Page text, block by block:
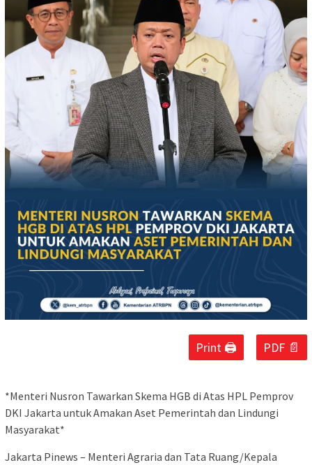
Print 🖨 PDF 📄
*Menteri Nusron Tawarkan Skema HGB di Atas HPL Pemprov
DKI Jakarta untuk Amakan Aset Pemerintah dan Lindungi
Masyarakat*
Jakarta Pinews – Menteri Agraria dan Tata Ruang/Kepala